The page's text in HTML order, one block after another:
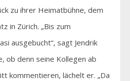
zu ihrer Heimatbühne, dem
in Zürich. „Bis zum
ausgebucht“, sagt Jendrik
ob denn seine Kollegen ab
kommentieren, lächelt er. „Da